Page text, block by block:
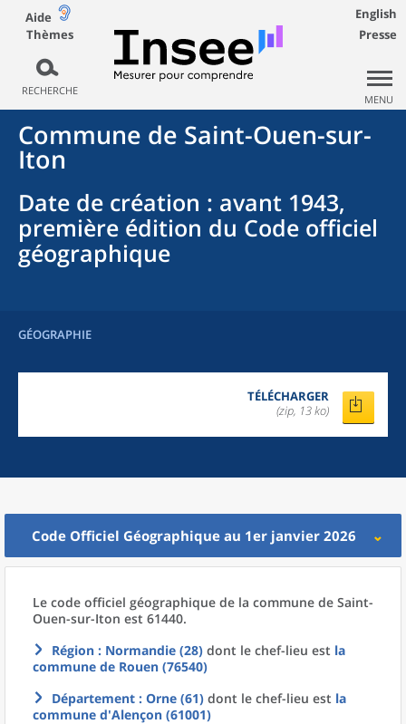
Aide
Thèmes
RECHERCHE
English
Presse
MENU
Commune de Saint-Ouen-sur-
Iton
Date de création : avant 1943,
première édition du Code officiel
géographique
GÉOGRAPHIE
TÉLÉCHARGER
(zip, 13 ko)
Code Officiel Géographique au 1er janvier 2026
Le code officiel géographique de la commune de Saint-
Ouen-sur-Iton est 61440.
Région : Normandie (28) dont le chef-lieu est la
commune de Rouen (76540)
Département : Orne (61) dont le chef-lieu est la
commune d'Alençon (61001)